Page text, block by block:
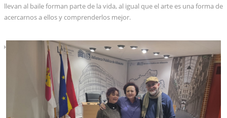
llevan al baile forman parte de la vida, al igual que el arte es una forma de
acercarnos a ellos y comprenderlos mejor.